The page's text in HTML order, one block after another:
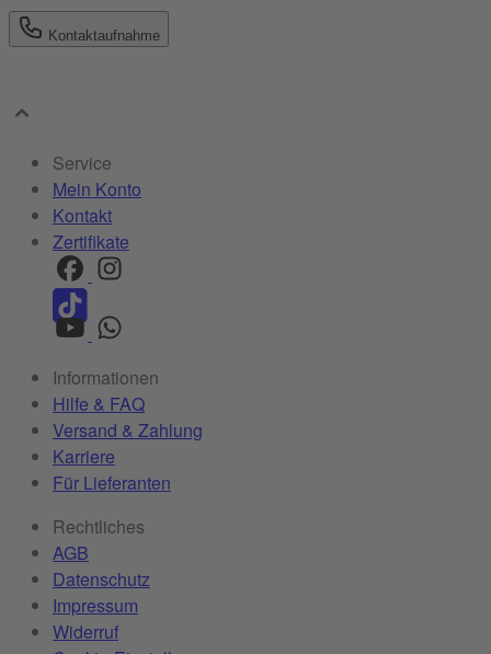
Kontaktaufnahme
Service
Mein Konto
Kontakt
Zertifikate
Informationen
Hilfe & FAQ
Versand & Zahlung
Karriere
Für Lieferanten
Rechtliches
AGB
Datenschutz
Impressum
Widerruf